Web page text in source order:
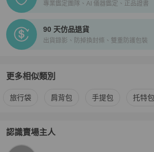
專業鑑定團隊、AI 儀器鑑定、正品證書
90 天仿品退貨
出貨錄影、防掉換封條、雙重防護包裝
更多相似類別
更多Louis Vuitton女包 相似商品推薦
旅行袋 肩背包 手提包 托特包
認識賣場主人
PopChill 拍拍圈嚴選賣家